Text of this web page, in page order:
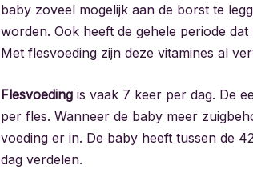
baby zoveel mogelijk aan de borst te
worden. Ook heeft de gehele periode
Met flesvoeding zijn deze vitamines al
Flesvoeding is vaak 7 keer per dag. De
per fles. Wanneer de baby meer
voeding er in. De baby heeft tussen de
dag verdelen.